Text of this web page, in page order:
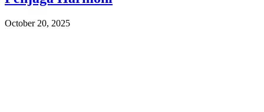
October 20, 2025